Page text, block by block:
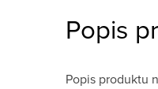
Popis
Popis produktu